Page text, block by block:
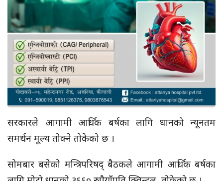
सरकारले आगामी आर्थिक बर्षका लागि धानको न्यूनतम
समर्थन मूल्य तोक्ने तोकेको छ ।
सोमबार बसेको मन्त्रिपरिषद् बैठकले आगामी आर्थिक बर्षका